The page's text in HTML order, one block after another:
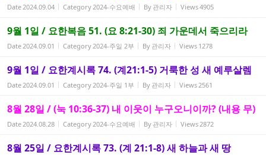
Date2024.09.04 Category2024-수요예배 By 관리자 Views4905
9월 1일 / 요한복음 51. (요 8:21-30) 죄 가운데서 죽으리라
Date2024.09.01 Category2024-주일 2부 By 관리자 Views 1278
9월 1일 / 요한계시록 74. (계21:1-5) 거룩한 성 새 예루살렘
Date2024.09.01 Category2024-주일 1부 By 관리자 Views2561
8월 28일 / (눅 10:36-37) 내 이웃이 누구오니이까? (내용 무)
Date2024.08.28 Category2024-수요예배 By 관리자 Views2872
8월 25일 / 요한계시록 73. (계 21:1-8) 새 하늘과 새 땅